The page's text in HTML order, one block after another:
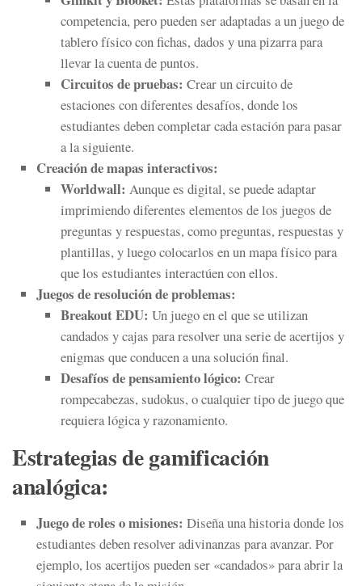
competencia, pero pueden ser adaptadas a un juego de
tablero físico con fichas, dados y una pizarra para
llevar la cuenta de puntos.
Circuitos de pruebas: Crear un circuito de
estaciones con diferentes desafíos, donde los
estudiantes deben completar cada estación para pasar
a la siguiente.
Creación de mapas interactivos:
Worldwall: Aunque es digital, se puede adaptar
imprimiendo diferentes elementos de los juegos de
preguntas y respuestas, como preguntas, respuestas y
plantillas, y luego colocarlos en un mapa físico para
que los estudiantes interactúen con ellos.
Juegos de resolución de problemas:
Breakout EDU: Un juego en el que se utilizan
candados y cajas para resolver una serie de acertijos y
enigmas que conducen a una solución final.
Desafíos de pensamiento lógico: Crear
rompecabezas, sudokus, o cualquier tipo de juego que
requiera lógica y razonamiento.
Estrategias de gamificación
analógica:
Juego de roles o misiones: Diseña una historia donde los
estudiantes deben resolver adivinanzas para avanzar. Por
ejemplo, los acertijos pueden ser «candados» para abrir la